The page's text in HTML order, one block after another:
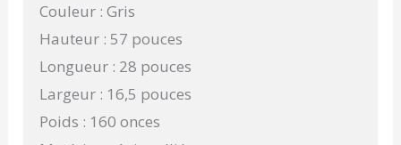
Couleur : Gris
Hauteur : 57 pouces
Longueur : 28 pouces
Largeur : 16,5 pouces
Poids : 160 onces